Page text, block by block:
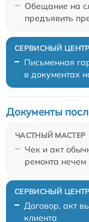
Обещание на
предъявить
Письменная
в документах
Чек и акт
ремонта нечем
Документы
Договор, акт
клиента